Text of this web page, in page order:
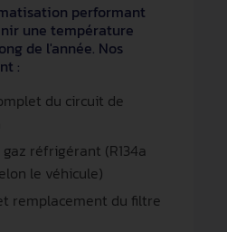
performant
une température
de l'année. Nos
:
du circuit de
réfrigérant (R134a
le véhicule)
remplacement du filtre